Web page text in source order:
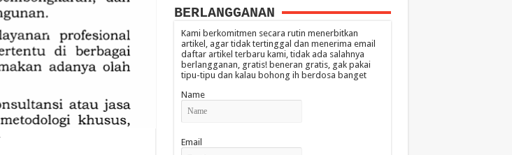
BERLANGGANAN
Kami berkomitmen secara rutin menerbitkan
artikel, agar tidak tertinggal dan menerima email
daftar artikel terbaru kami, tidak ada salahnya
berlangganan, gratis! beneran gratis, gak pakai
tipu-tipu dan kalau bohong ih berdosa banget
Name
Email